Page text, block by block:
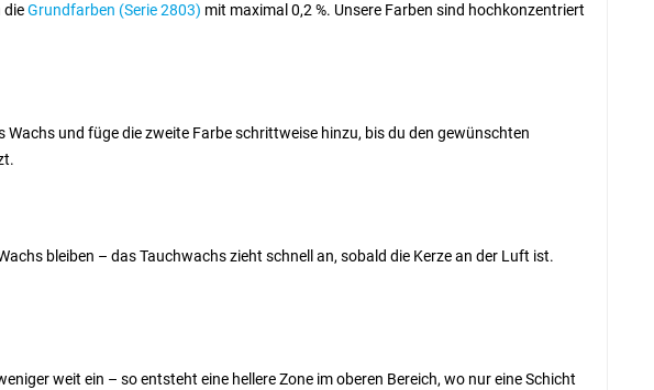
dieGrundfarben (Serie 2803) mit maximal 0,2 %. Unsere Farben sind hochkonzentriert
und füge die zweite Farbe schrittweise hinzu, bis du den gewünschten
bleiben – das Tauchwachs zieht schnell an, sobald die Kerze an der Luft ist.
weit ein – so entsteht eine hellere Zone im oberen Bereich, wo nur eine Schicht